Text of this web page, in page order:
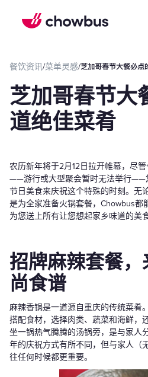
餐饮资讯/菜单灵感/芝加哥春节大餐必点
芝加哥春节大
道绝佳菜肴
农历新年将于2月12日拉开帷幕，尽
——游行或大型聚会暂时无法举行——
节日美食来庆祝这个特殊的时刻。无
是为全家准备火锅套餐，Chowbus都
为您送上所有让您想起家乡味道的美食
招牌麻辣套餐，
尚食谱
麻辣香锅是一道源自重庆的传统菜肴
搭配食材，选择肉类、蔬菜和海鲜，
坐一锅热气腾腾的汤锅旁，是与家人
年的庆祝方式有所不同，但与家人（
往任何时候都更重要。